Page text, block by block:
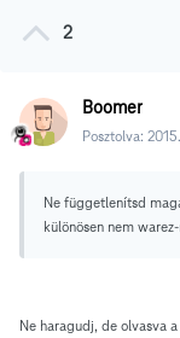
2
Boomer
Posztolva:
Ne függetlenítsd
különösen nem
Ne haragudj, de olvasva